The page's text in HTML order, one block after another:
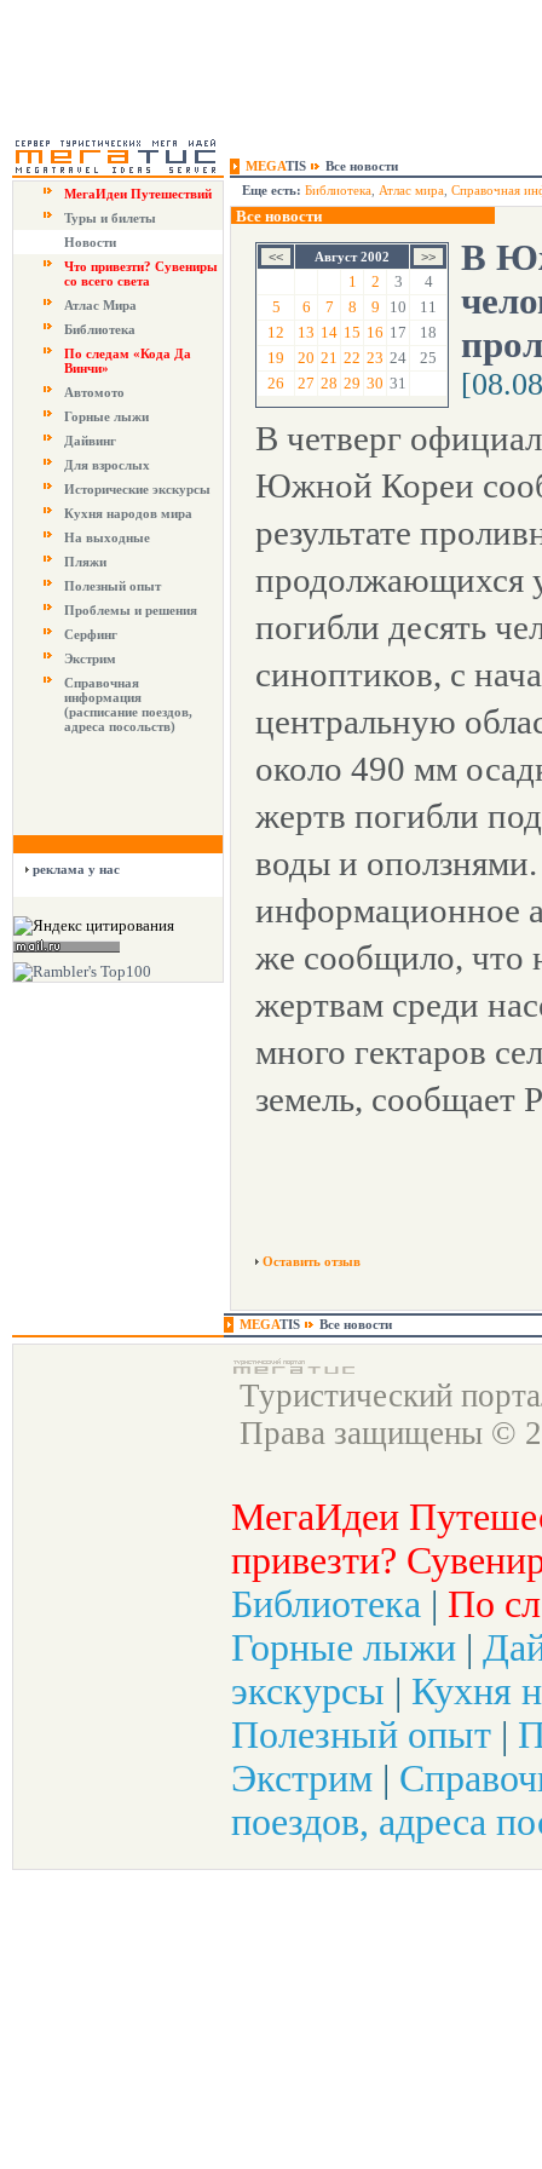
MEGATIS
Все новости
МегаИдеи Путешествий
Туры и билеты
Новости
Что привезти? Сувениры
со всего света
Атлас Мира
Библиотека
По следам «Кода Да
Винчи»
Автомото
Горные лыжи
Дайвинг
Для взрослых
Исторические экскурсы
Кухня народов мира
На выходные
Пляжи
Полезный опыт
Проблемы и решения
Серфинг
Экстрим
Справочная
информация
(расписание поездов,
адреса посольств)
реклама у нас
Еще есть: Библиотека Атлас мира Справочная
Все новости
Август 2002
1 2 3
4
5
6 7 8 9 10
11
12
13 14 15 16 17
18
19
20 21 22 23 24
25
26
27 28 29 30 31
В
В четверг
Южной Кореи
результате
продолжающихся
погибли десять
синоптиков, с
центральную
около 490 мм
жертв погибли
воды и
информационное
же сообщило, что
жертвам среди
много гектаров
земель,
Оставить отзыв
MEGATIS Все новости
Туристический
Права защищены ©
МегаИдеи
привезти?
Библиотека | По
Горные лыжи |
экскурсы | Кухня
Полезный опыт |
Экстрим |
поездов, адреса